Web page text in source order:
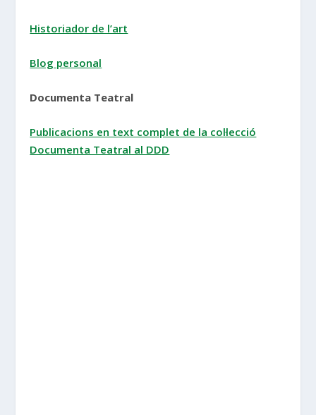
Historiador de l’art
Blog personal
Documenta Teatral
Publicacions en text complet de la col·lecció
Documenta Teatral al DDD